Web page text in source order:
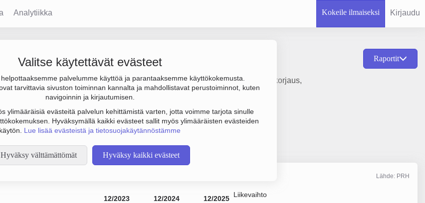
Analytiikka Kokeile ilmaiseksi Kirjaudu
Valitse käytettävät evästeet
palvelumme käyttöä ja parantaaksemme käyttökokemusta.
tarvittavia sivuston toiminnan kannalta ja mahdollistavat perustoiminnot, kuten
navigoinnin ja kirjautumisen.
ylimääräisiä evästeitä palvelun kehittämistä varten, jotta voimme tarjota sinulle
Hyväksymällä kaikki evästeet sallit myös ylimääräisten evästeiden
käytön. Lue lisää evästeistä ja tietosuojakäytännöstämme
Hyväksy välttämättömät Hyväksy kaikki evästeet
Raportit
67. Sen päätoimiala on Muu moottoriajoneuvojen huolto ja korjaus,
(OY).
Lähde: PRH
12/2023 12/2024 12/2025 Liikevaihto